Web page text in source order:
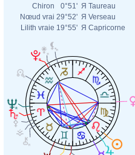
Chiron
0°51' Я Taureau
Nœud vrai 29°52' Я Verseau
Lilith vraie 19°55' Я Capricorne